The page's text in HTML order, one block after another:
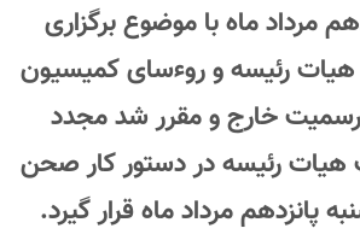
مرداد ماه با موضوع برگزاری
هیات رئیسه و روءسای کمیسیون
خارج و مقرر شد مجدد
هیات رئیسه در دستور کار صحن
پانزدهم مرداد ماه قرار گیرد.